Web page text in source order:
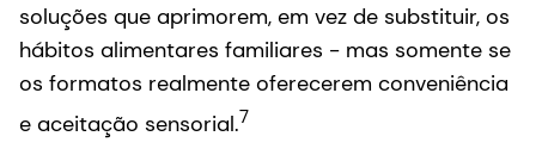
soluções que aprimorem, em vez de substituir, os
hábitos alimentares familiares - mas somente se
os formatos realmente oferecerem conveniência
e aceitação sensorial.7